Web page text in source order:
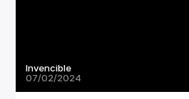
Invencible
07/02/2024